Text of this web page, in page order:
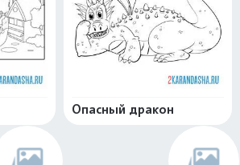
Опасный дракон